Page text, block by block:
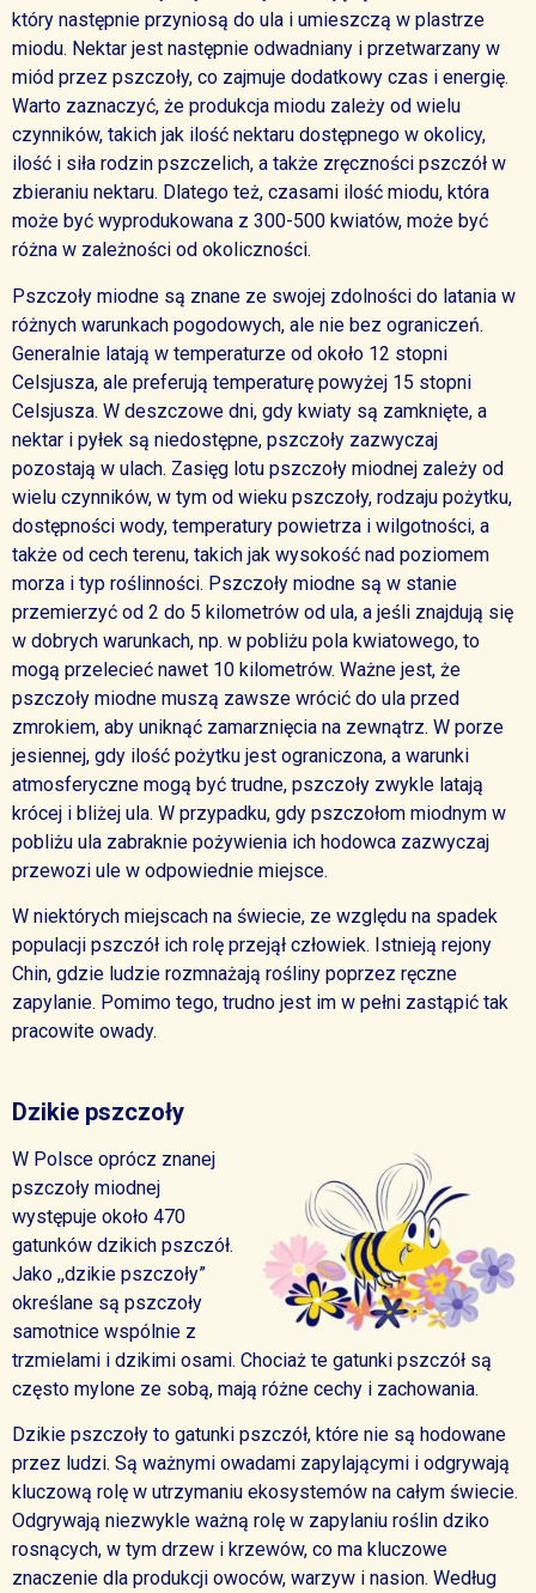
który następnie przyniosą do ula i umieszczą w plastrze
miodu. Nektar jest następnie odwadniany i przetwarzany w
miód przez pszczoły, co zajmuje dodatkowy czas i energię.
Warto zaznaczyć, że produkcja miodu zależy od wielu
czynników, takich jak ilość nektaru dostępnego w okolicy,
ilość i siła rodzin pszczelich, a także zręczności pszczół w
zbieraniu nektaru. Dlatego też, czasami ilość miodu, która
może być wyprodukowana z 300-500 kwiatów, może być
różna w zależności od okoliczności.
Pszczoły miodne są znane ze swojej zdolności do latania w
różnych warunkach pogodowych, ale nie bez ograniczeń.
Generalnie latają w temperaturze od około 12 stopni
Celsjusza, ale preferują temperaturę powyżej 15 stopni
Celsjusza. W deszczowe dni, gdy kwiaty są zamknięte, a
nektar i pyłek są niedostępne, pszczoły zazwyczaj
pozostają w ulach. Zasięg lotu pszczoły miodnej zależy od
wielu czynników, w tym od wieku pszczoły, rodzaju pożytku,
dostępności wody, temperatury powietrza i wilgotności, a
także od cech terenu, takich jak wysokość nad poziomem
morza i typ roślinności. Pszczoły miodne są w stanie
przemierzyć od 2 do 5 kilometrów od ula, a jeśli znajdują się
w dobrych warunkach, np. w pobliżu pola kwiatowego, to
mogą przelecieć nawet 10 kilometrów. Ważne jest, że
pszczoły miodne muszą zawsze wrócić do ula przed
zmrokiem, aby uniknąć zamarznięcia na zewnątrz. W porze
jesiennej, gdy ilość pożytku jest ograniczona, a warunki
atmosferyczne mogą być trudne, pszczoły zwykle latają
krócej i bliżej ula. W przypadku, gdy pszczołom miodnym w
pobliżu ula zabraknie pożywienia ich hodowca zazwyczaj
przewozi ule w odpowiednie miejsce.
W niektórych miejscach na świecie, ze względu na spadek
populacji pszczół ich rolę przejął człowiek. Istnieją rejony
Chin, gdzie ludzie rozmnażają rośliny poprzez ręczne
zapylanie. Pomimo tego, trudno jest im w pełni zastąpić tak
pracowite owady.
Dzikie pszczoły
W Polsce oprócz znanej
pszczoły miodnej
występuje około 470
gatunków dzikich pszczół.
Jako ,,dzikie pszczoły”
określane są pszczoły
samotnice wspólnie z
trzmielami i dzikimi osami. Chociaż te gatunki pszczół są
często mylone ze sobą, mają różne cechy i zachowania.
Dzikie pszczoły to gatunki pszczół, które nie są hodowane
przez ludzi. Są ważnymi owadami zapylającymi i odgrywają
kluczową rolę w utrzymaniu ekosystemów na całym świecie.
Odgrywają niezwykle ważną rolę w zapylaniu roślin dziko
rosnących, w tym drzew i krzewów, co ma kluczowe
znaczenie dla produkcji owoców, warzyw i nasion. Według